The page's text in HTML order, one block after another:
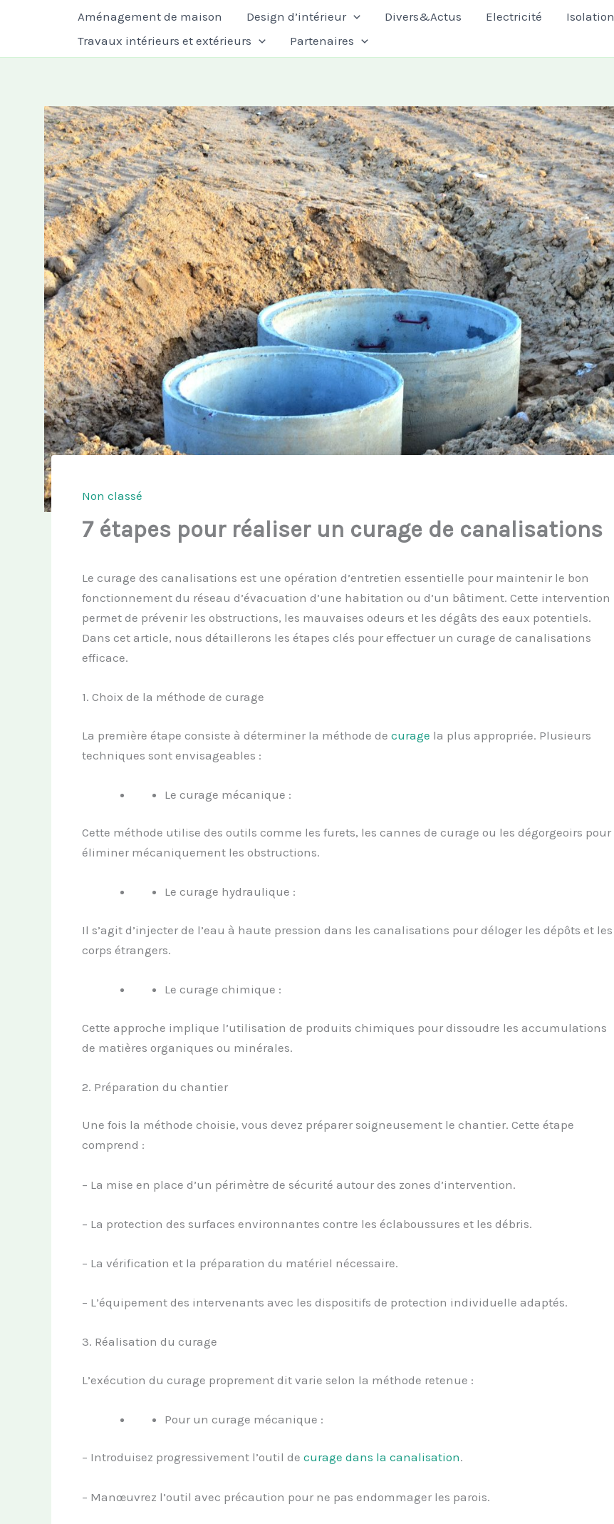
Aménagement de maison Design d’intérieur Divers&Actus Electricité Isolation
Travaux intérieurs et extérieurs
Partenaires
Non classé
7 étapes pour réaliser un curage de canalisations
Le curage des canalisations est une opération d’entretien essentielle pour maintenir le bon
fonctionnement du réseau d’évacuation d’une habitation ou d’un bâtiment. Cette intervention
permet de prévenir les obstructions, les mauvaises odeurs et les dégâts des eaux potentiels.
Dans cet article, nous détaillerons les étapes clés pour effectuer un curage de canalisations
efficace.
1. Choix de la méthode de curage
La première étape consiste à déterminer la méthode de curage la plus appropriée. Plusieurs
techniques sont envisageables :
Le curage mécanique :
Cette méthode utilise des outils comme les furets, les cannes de curage ou les dégorgeoirs pour
éliminer mécaniquement les obstructions.
Le curage hydraulique :
Il s’agit d’injecter de l’eau à haute pression dans les canalisations pour déloger les dépôts et les
corps étrangers.
Le curage chimique :
Cette approche implique l’utilisation de produits chimiques pour dissoudre les accumulations
de matières organiques ou minérales.
2. Préparation du chantier
Une fois la méthode choisie, vous devez préparer soigneusement le chantier. Cette étape
comprend :
– La mise en place d’un périmètre de sécurité autour des zones d’intervention.
– La protection des surfaces environnantes contre les éclaboussures et les débris.
– La vérification et la préparation du matériel nécessaire.
– L’équipement des intervenants avec les dispositifs de protection individuelle adaptés.
3. Réalisation du curage
L’exécution du curage proprement dit varie selon la méthode retenue :
Pour un curage mécanique :
– Introduisez progressivement l’outil de curage dans la canalisation.
– Manœuvrez l’outil avec précaution pour ne pas endommager les parois.